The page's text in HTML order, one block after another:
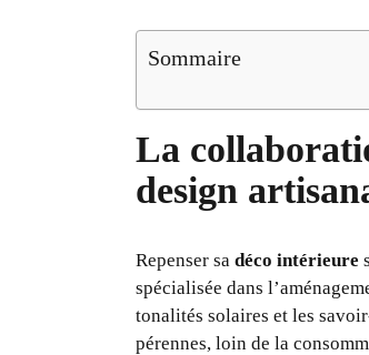
Sommaire
La
design
Repenser sa déco intérieure
spécialisée dans
tonalités solaires et les
pérennes, loin de la